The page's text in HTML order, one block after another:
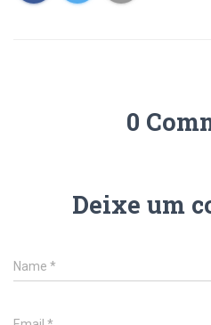
0
Deixe um
Name *